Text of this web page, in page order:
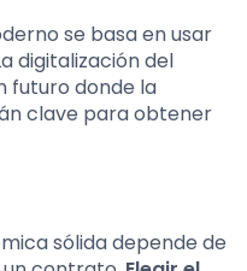
se basa en usar
digitalización del
futuro donde la
clave para obtener
sólida depende de